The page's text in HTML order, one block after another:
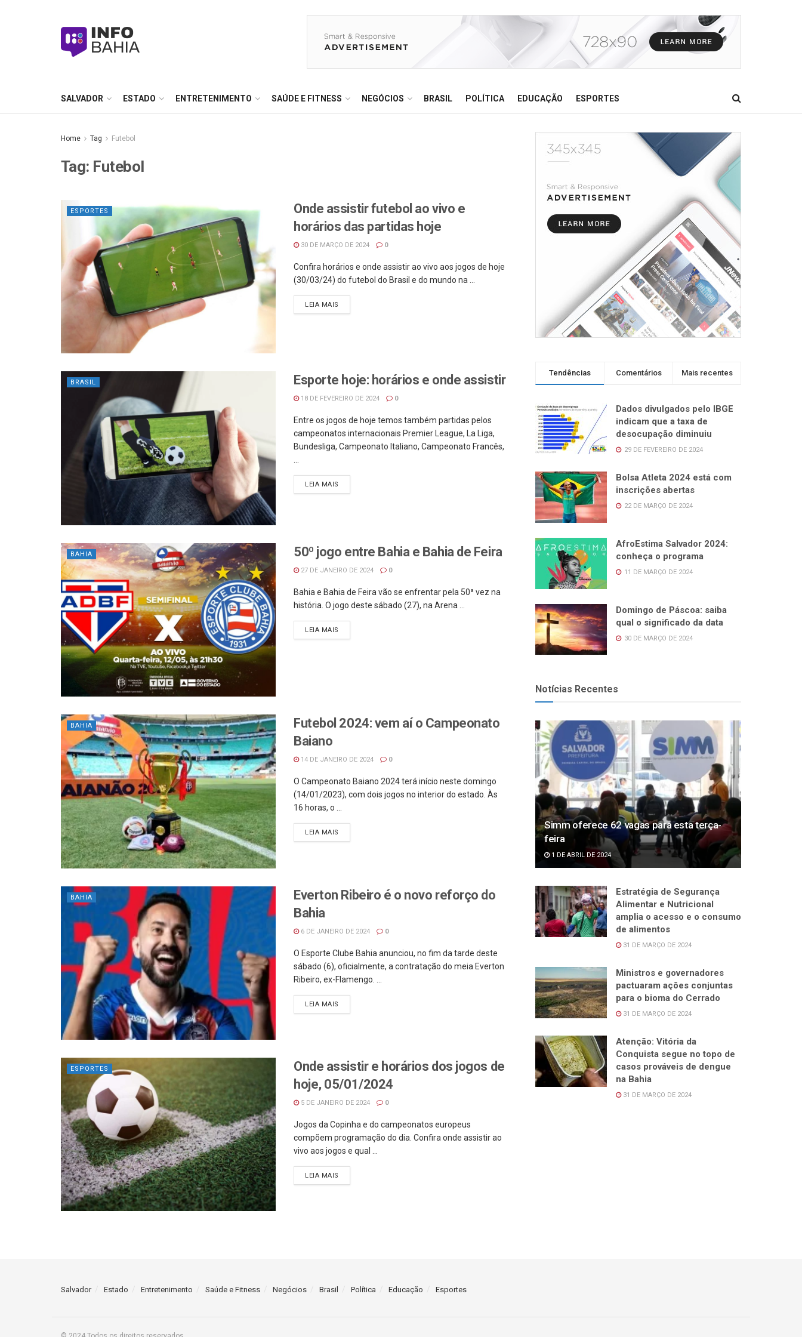
SALVADOR ESTADO ENTRETENIMENTO SAÚDE E FITNESS NEGÓCIOS BRASIL POLÍTICA EDUCAÇÃO ESPORTES
Home Tag Futebol
Tag: Futebol
ESPORTES
Onde assistir futebol ao vivo e
horários das partidas hoje
30 DE MARÇO DE 2024 0
Confira horários e onde assistir ao vivo aos jogos de hoje
(30/03/24) do futebol do Brasil e do mundo na ...
LEIA MAIS
BRASIL Esporte hoje: horários e onde assistir
18 DE FEVEREIRO DE 2024 0
Entre os jogos de hoje temos também partidas pelos
campeonatos internacionais Premier League, La Liga,
Bundesliga, Campeonato Italiano, Campeonato Francês,
...
LEIA MAIS
BAHIA 50º jogo entre Bahia e Bahia de Feira
27 DE JANEIRO DE 2024 0
Bahia e Bahia de Feira vão se enfrentar pela 50ª vez na
história. O jogo deste sábado (27), na Arena ...
LEIA MAIS
BAHIA
Futebol 2024: vem aí o Campeonato
Baiano
14 DE JANEIRO DE 2024 0
O Campeonato Baiano 2024 terá início neste domingo
(14/01/2023), com dois jogos no interior do estado. Às
16 horas, o ...
LEIA MAIS
BAHIA
Everton Ribeiro é o novo reforço do
Bahia
6 DE JANEIRO DE 2024 0
O Esporte Clube Bahia anunciou, no fim da tarde deste
sábado (6), oficialmente, a contratação do meia Everton
Ribeiro, ex-Flamengo. ...
LEIA MAIS
ESPORTES
Onde assistir e horários dos jogos de
hoje, 05/01/2024
5 DE JANEIRO DE 2024 0
Jogos da Copinha e do campeonatos europeus
compõem programação do dia. Confira onde assistir ao
vivo aos jogos e qual ...
LEIA MAIS
Tendências Comentários Mais recentes
Dados divulgados pelo IBGE
indicam que a taxa de
desocupação diminuiu
29 DE FEVEREIRO DE 2024
Bolsa Atleta 2024 está com
inscrições abertas
22 DE MARÇO DE 2024
AfroEstima Salvador 2024:
conheça o programa
11 DE MARÇO DE 2024
Domingo de Páscoa: saiba
qual o significado da data
30 DE MARÇO DE 2024
Notícias Recentes
Simm oferece 62 vagas para esta terça-
feira
1 DE ABRIL DE 2024
Estratégia de Segurança
Alimentar e Nutricional
amplia o acesso e o consumo
de alimentos
31 DE MARÇO DE 2024
Ministros e governadores
pactuaram ações conjuntas
para o bioma do Cerrado
31 DE MARÇO DE 2024
Atenção: Vitória da
Conquista segue no topo de
casos prováveis de dengue
na Bahia
31 DE MARÇO DE 2024
Salvador Estado Entretenimento Saúde e Fitness Negócios Brasil Política Educação Esportes